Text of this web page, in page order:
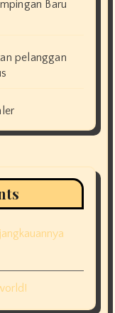
Baru
pelanggan